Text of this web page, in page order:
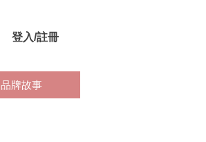
登入/註冊
品牌故事